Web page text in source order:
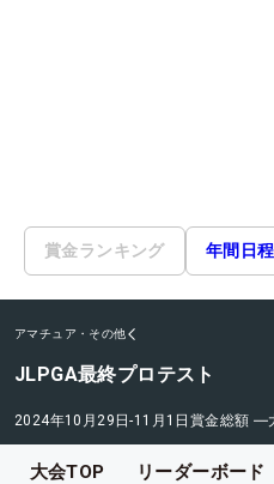
賞金ランキング 年間日程
アマチュア・その他
JLPGA最終プロテスト
2024年10月29日-11月1日 賞金総額 ―
大会TOP リーダーボード